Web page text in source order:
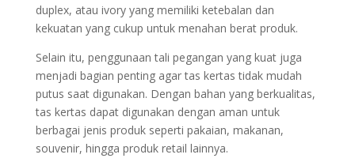
duplex, atau ivory yang memiliki ketebalan dan
kekuatan yang cukup untuk menahan berat produk.
Selain itu, penggunaan tali pegangan yang kuat juga
menjadi bagian penting agar tas kertas tidak mudah
putus saat digunakan. Dengan bahan yang berkualitas,
tas kertas dapat digunakan dengan aman untuk
berbagai jenis produk seperti pakaian, makanan,
souvenir, hingga produk retail lainnya.